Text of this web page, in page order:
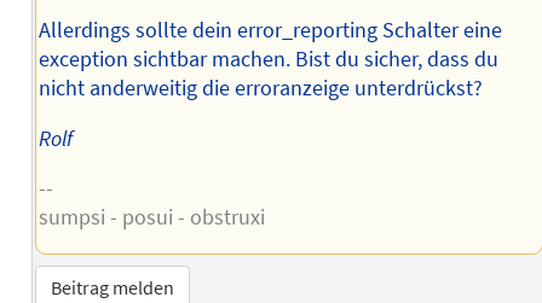
Allerdings sollte dein error_reporting Schalter eine
exception sichtbar machen. Bist du sicher, dass du
nicht anderweitig die erroranzeige unterdrückst?
Rolf
--
sumpsi - posui - obstruxi
Beitrag melden